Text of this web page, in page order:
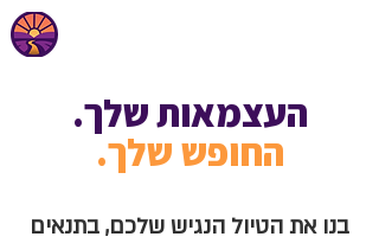
העצמאות שלך.
החופש שלך.
בנו את הטיול הנגיש שלכם, בתנאים